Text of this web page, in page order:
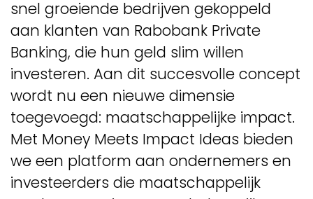
snel groeiende bedrijven gekoppeld
aan klanten van Rabobank Private
Banking, die hun geld slim willen
investeren. Aan dit succesvolle concept
wordt nu een nieuwe dimensie
toegevoegd: maatschappelijke impact.
Met Money Meets Impact Ideas bieden
we een platform aan ondernemers en
investeerders die maatschappelijk